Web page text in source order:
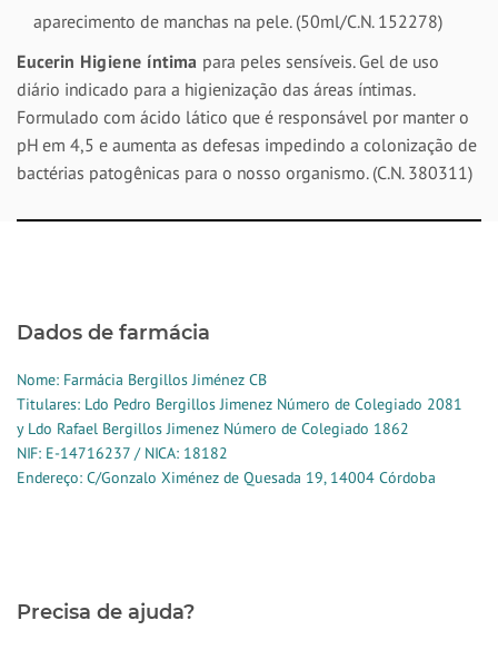
aparecimento de manchas na pele. (50ml/C.N. 152278)
Eucerin Higiene íntima para peles sensíveis. Gel de uso
diário indicado para a higienização das áreas íntimas.
Formulado com ácido lático que é responsável por manter o
pH em 4,5 e aumenta as defesas impedindo a colonização de
bactérias patogênicas para o nosso organismo. (C.N. 380311)
Dados de farmácia
Nome: Farmácia Bergillos Jiménez CB
Titulares: Ldo Pedro Bergillos Jimenez Número de Colegiado 2081
y Ldo Rafael Bergillos Jimenez Número de Colegiado 1862
NIF: E-14716237 / NICA: 18182
Endereço: C/Gonzalo Ximénez de Quesada 19, 14004 Córdoba
Precisa de ajuda?